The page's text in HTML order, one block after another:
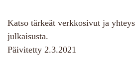
Katso tärkeät verkkosivut ja
julkaisusta.
Päivitetty 2.3.2021